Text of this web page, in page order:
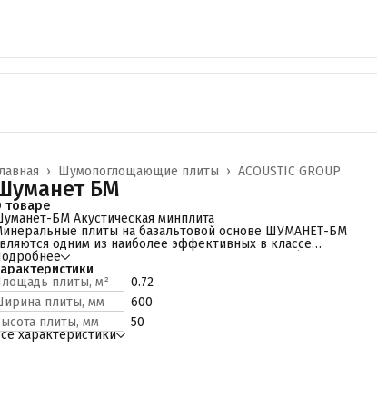
ACOUSTIC GROUP
Шумопоглощающие плиты ›
›
БМ
товаре
БМ Акустическая минплита
плиты на базальтовой основе ШУМАНЕТ-БМ
одним из наиболее эффективных в классе
строительных материалов. Обязательный
качества каждой плиты обеспечивает стабильно
акустические и потребительские свойства данного
БМ – это базальтовая звукопоглощающая минплита НГ
изготавливаемая по передовым технологиям на
мощностях компании «Акустик Групп».
Низкая удельная масса (47кг/м3) обеспечивает минимальную
плиты, м²
0.72
плиты, мм
600
плиты, мм
50
характеристики